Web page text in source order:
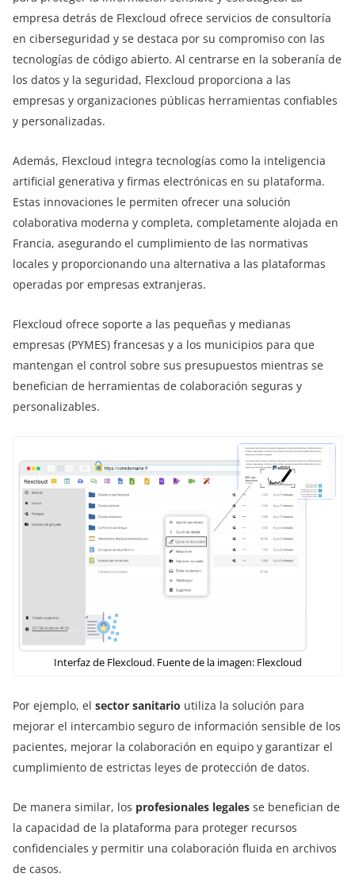
empresa detrás de Flexcloud ofrece servicios de consultoría
en ciberseguridad y se destaca por su compromiso con las
tecnologías de código abierto. Al centrarse en la soberanía de
los datos y la seguridad, Flexcloud proporciona a las
empresas y organizaciones públicas herramientas confiables
y personalizadas.
Además, Flexcloud integra tecnologías como la inteligencia
artificial generativa y firmas electrónicas en su plataforma.
Estas innovaciones le permiten ofrecer una solución
colaborativa moderna y completa, completamente alojada en
Francia, asegurando el cumplimiento de las normativas
locales y proporcionando una alternativa a las plataformas
operadas por empresas extranjeras.
Flexcloud ofrece soporte a las pequeñas y medianas
empresas (PYMES) francesas y a los municipios para que
mantengan el control sobre sus presupuestos mientras se
benefician de herramientas de colaboración seguras y
personalizables.
Interfaz de Flexcloud. Fuente de la imagen: Flexcloud
Por ejemplo, el sector sanitario utiliza la solución para
mejorar el intercambio seguro de información sensible de los
pacientes, mejorar la colaboración en equipo y garantizar el
cumplimiento de estrictas leyes de protección de datos.
De manera similar, los profesionales legales se benefician de
la capacidad de la plataforma para proteger recursos
confidenciales y permitir una colaboración fluida en archivos
de casos.